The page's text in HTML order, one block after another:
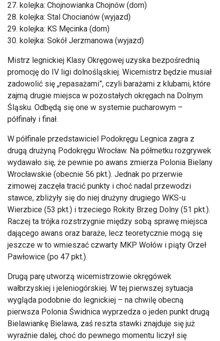
27. kolejka: Chojnowianka Chojnów (dom)
28. kolejka: Stal Chocianów (wyjazd)
29. kolejka: KS Męcinka (dom)
30. kolejka: Sokół Jerzmanowa (wyjazd)
Mistrz legnickiej Klasy Okręgowej uzyska bezpośrednią
promocję do IV ligi dolnośląskiej. Wicemistrz będzie musiał
zadowolić się „repasażami”, czyli barażami z klubami, które
zajmą drugie miejsca w pozostałych okręgach na Dolnym
Śląsku. Odbędą się one w systemie pucharowym –
półfinały i finał.
W półfinale przedstawiciel Podokręgu Legnica zagra z
drugą drużyną Podokręgu Wrocław. Na półmetku rozgrywek
wydawało się, że pewnie po awans zmierza Polonia Bielany
Wrocławskie (obecnie 56 pkt.). Jednak po przerwie
zimowej zaczęła tracić punkty i choć nadal przewodzi
stawce, zbliżyły się do niej drużyny drugiego WKS-u
Wierzbice (53 pkt.) i trzeciego Rokity Brzeg Dolny (51 pkt.).
Raczej ta trójka rozstrzygnie między sobą sprawę miejsca
dającego awans oraz baraże, lecz teoretycznie mogą się
jeszcze w to wmieszać czwarty MKP Wołów i piąty Orzeł
Pawłowice (po 47 pkt.).
Drugą parę utworzą wicemistrzowie okręgówek
wałbrzyskiej i jeleniogórskiej. W tej pierwszej sytuacja
wygląda podobnie do legnickiej – na chwilę obecną
pierwsza Polonia Świdnica wyprzedza o jeden punkt drugą
Bielawiankę Bielawa, zaś reszta stawki znajduje się już
wyraźnie dalej, choć do pewnego momentu liczył się